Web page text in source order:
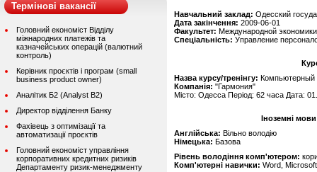
Термінові вакансії
Головний економіст Відділу
міжнародних платежів та
казначейських операцій (валютний
контроль)
Керівник проєктів і програм (small
business product owner)
Аналітик Б2 (Analyst B2)
Директор відділення Банку
Фахівець з оптимізації та
автоматизації проєктів
Головний економіст управління
корпоративних кредитних ризиків
Департаменту ризик-менеджменту
Навчальний заклад: Одесский
Дата закінчення: 2009-06-01
Факультет: Международной экономики
Спеціальність: Управление
Назва курсу/тренінгу: Компьютерный
Компанія: "Гармония"
Місто: Одесса Період: 62 часа Дата:
Іноземні
Англійська: Вільно володію
Німецька: Базова
Рівень володіння комп'ютером:
Комп'ютерні навички: Word,